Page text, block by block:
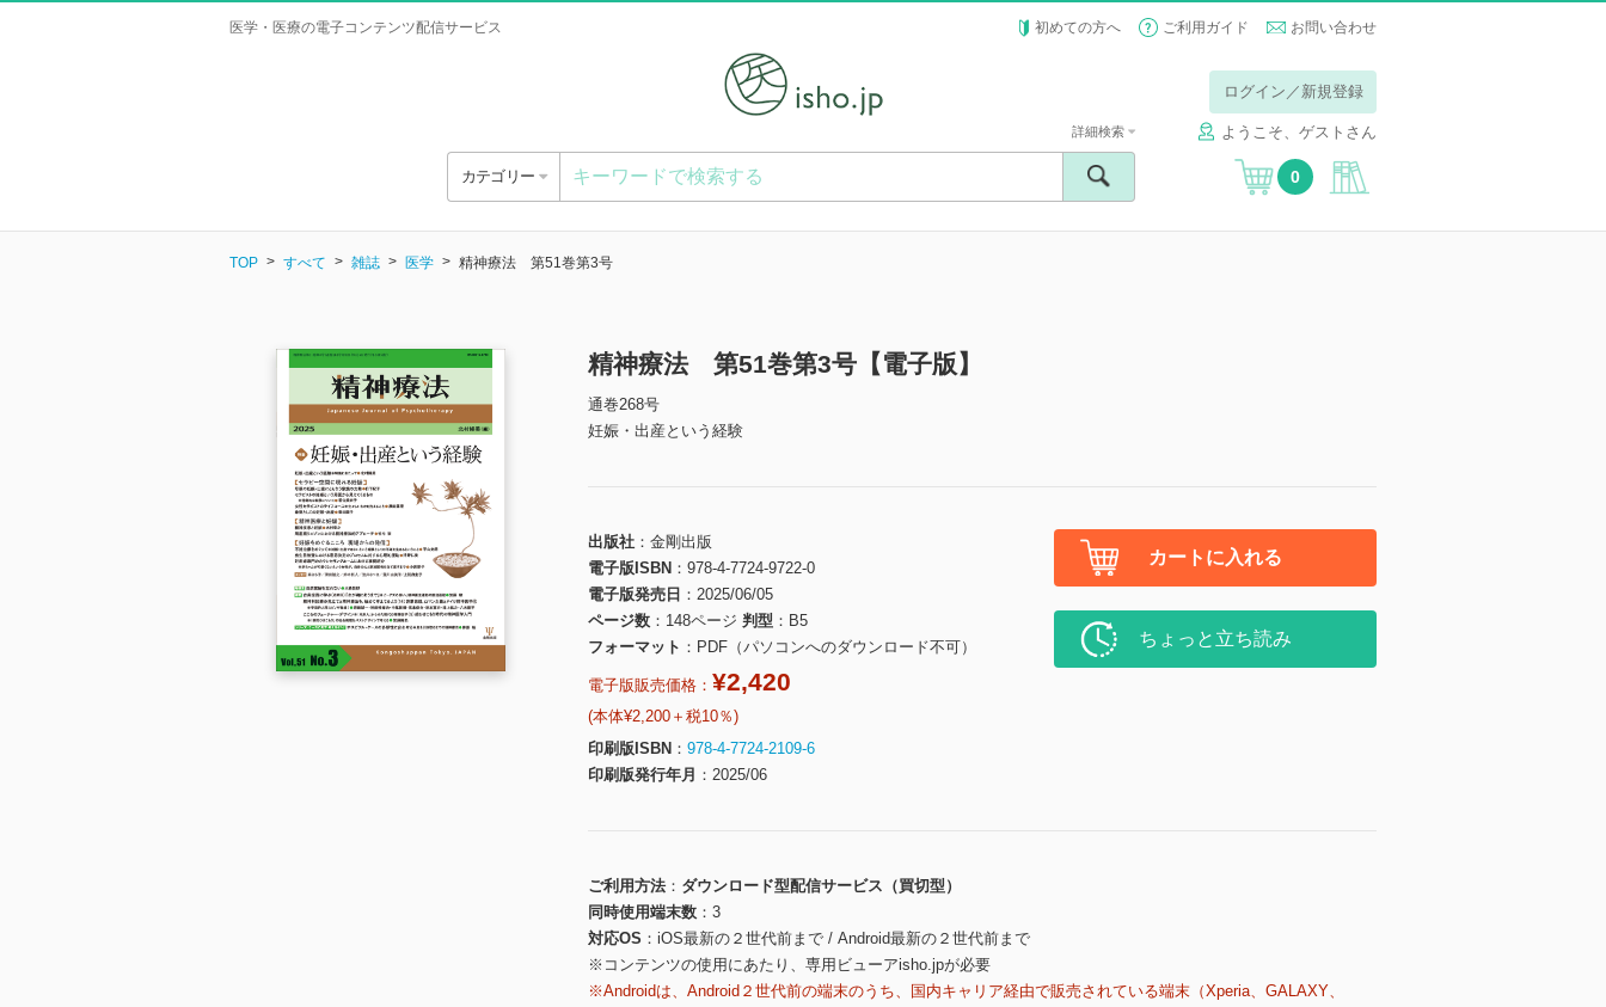
医学・医療の電子コンテンツ配信サービス 初めての方へ ご利用ガイド お問い合わせ
ログイン／新規登録
ようこそ、ゲストさん
カテゴリー
詳細検索
0
TOP すべて 雑誌 医学 精神療法 第51巻第3号
精神療法 第51巻第3号【電子版】
通巻268号
妊娠・出産という経験
出版社
金剛出版
電子版ISBN
978-4-7724-9722-0
電子版発売日
2025/06/05
ページ数
148ページ 判型
B5
フォーマット
PDF（パソコンへのダウンロード不可）
電子版販売価格： ¥2,420
(本体¥2,200＋税10％)
印刷版ISBN
978-4-7724-2109-6
印刷版発行年月
2025/06
カートに入れる
ちょっと立ち読み
ご利用方法
ダウンロード型配信サービス（買切型）
同時使用端末数
3
対応OS
iOS最新の２世代前まで / Android最新の２世代前まで
※コンテンツの使用にあたり、専用ビューアisho.jpが必要
※Androidは、Android２世代前の端末のうち、国内キャリア経由で販売されている端末（Xperia、GALAXY、